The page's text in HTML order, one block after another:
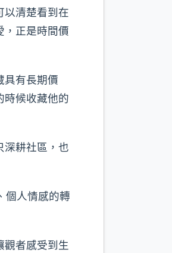
以清楚看到在
，正是時間價
具有長期價
時候收藏他的
深耕社區，也
個人情感的轉
觀者感受到生